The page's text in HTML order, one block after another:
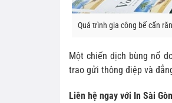
Quá trình gia công bế cấn
Một chiến dịch bùng nổ
trao gửi thông điệp và
Liên hệ ngay với In Sài